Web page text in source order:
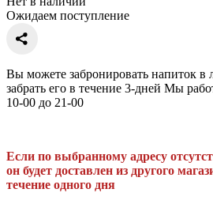
Ожидаем поступление
Вы можете забронировать напиток
забрать его в течение 3-дней Мы
10-00 до 21-00
Если по выбранному адресу
он будет доставлен из другого
течение одного дня